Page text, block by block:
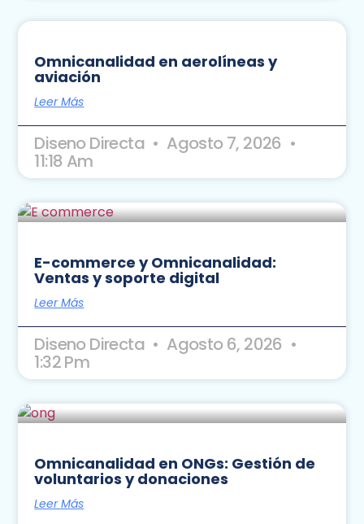
Omnicanalidad en aerolíneas y
aviación
Leer Más
Diseno Directa Agosto 7, 2026
11:18 Am
E-commerce y Omnicanalidad:
Ventas y soporte digital
Leer Más
Diseno Directa Agosto 6, 2026
1:32 Pm
Omnicanalidad en ONGs: Gestión de
voluntarios y donaciones
Leer Más